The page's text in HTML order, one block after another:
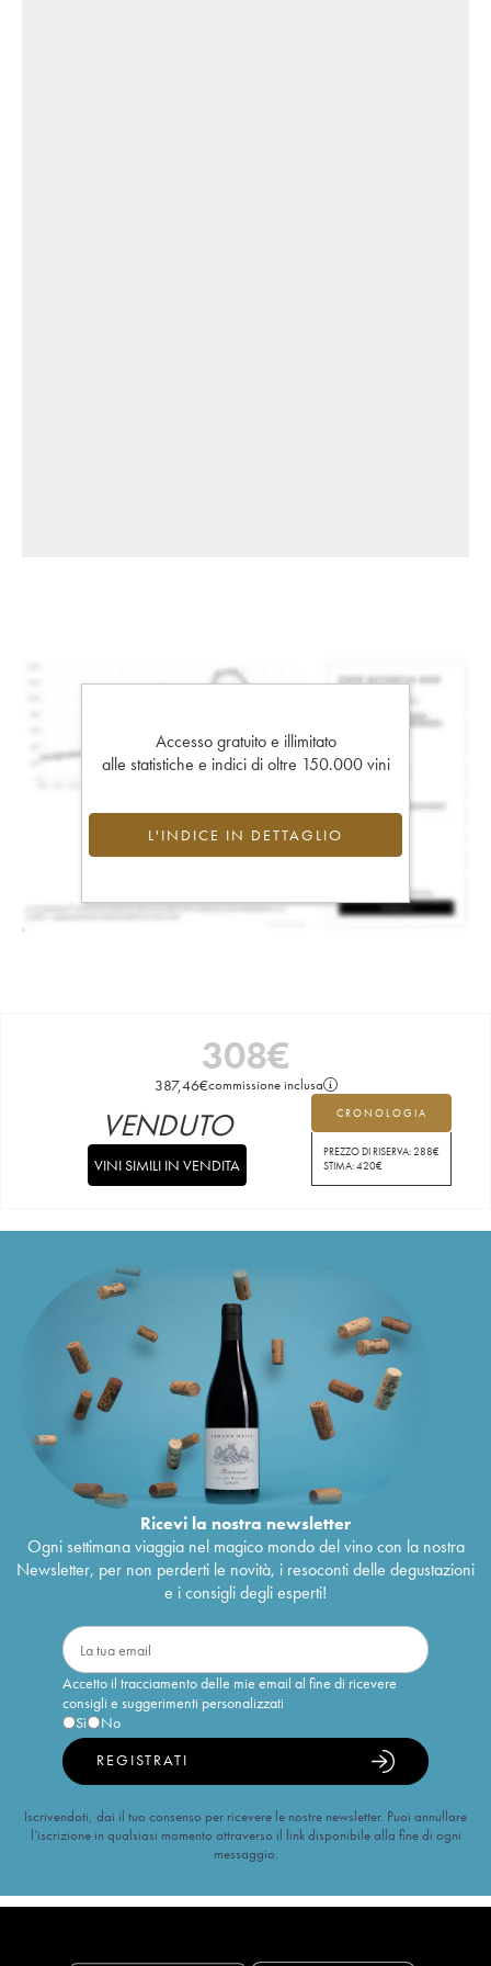
Accesso gratuito e illimitato
alle statistiche e indici di oltre 150.000 vini
L'INDICE IN DETTAGLIO
308€
387,46€commissione inclusa
CRONOLOGIA
PREZZO DI RISERVA:288€
STIMA:420€
VENDUTO
VINI SIMILI IN VENDITA
Ricevi la nostra newsletter
Ogni settimana viaggia nel magico mondo del vino con la nostra
Newsletter, per non perderti le novità, i resoconti delle degustazioni
e i consigli degli esperti!
Accetto il tracciamento delle mie email al fine di ricevere
consigli e suggerimenti personalizzati
Sì
No
REGISTRATI
Iscrivendoti, dai il tuo consenso per ricevere le nostre newsletter. Puoi annullare
l’iscrizione in qualsiasi momento attraverso il link disponibile alla fine di ogni
messaggio.